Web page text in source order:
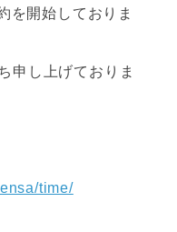
を開始しておりま
申し上げておりま
time/